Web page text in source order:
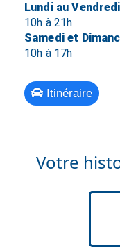
Lundi au Vendredi
10h à 21h
Samedi et
10h à 17h
Itinéraire
Votre